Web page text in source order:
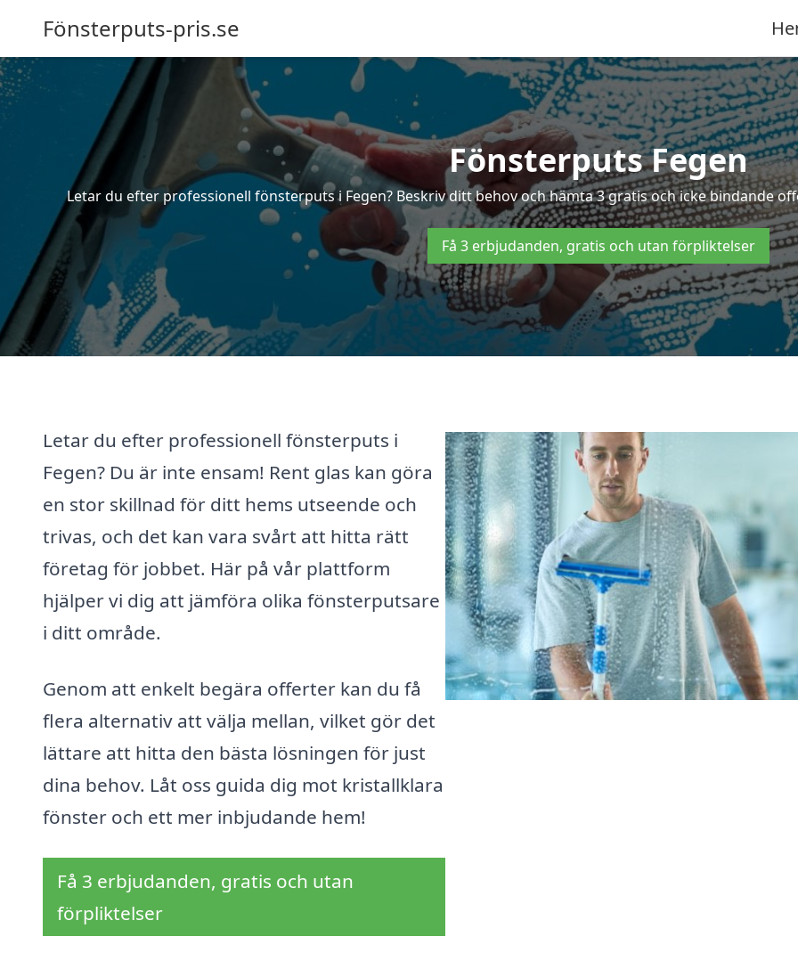
Fönsterputs-pris.se
Fönsterputs Fegen
Letar du efter professionell fönsterputs i Fegen? Beskriv ditt behov och hämta 3 gratis och icke bindande
Få 3 erbjudanden, gratis och utan förpliktelser
Letar du efter professionell fönsterputs i
Fegen? Du är inte ensam! Rent glas kan göra
en stor skillnad för ditt hems utseende och
trivas, och det kan vara svårt att hitta rätt
företag för jobbet. Här på vår plattform
hjälper vi dig att jämföra olika fönsterputsare
i ditt område.
Genom att enkelt begära offerter kan du få
flera alternativ att välja mellan, vilket gör det
lättare att hitta den bästa lösningen för just
dina behov. Låt oss guida dig mot kristallklara
fönster och ett mer inbjudande hem!
Få 3 erbjudanden, gratis och utan
förpliktelser